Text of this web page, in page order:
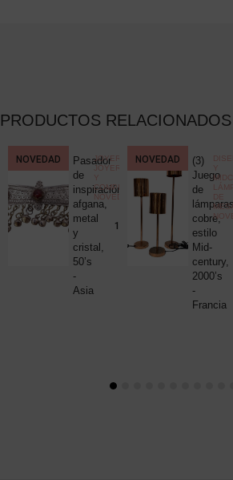
PRODUCTOS RELACIONADOS
,
€
NOVEDAD
Pasador
de
inspiración
afgana,
metal
y
cristal,
50’s
-
Asia
JOYERÍA
JOYERÍA
Y
COMPLEMENTOS
NOVEDADES
190,00
NOVEDAD
(3)
Juego
de
cobre,
estilo
Mid-
century,
2000’s
-
Francia
Y
DE